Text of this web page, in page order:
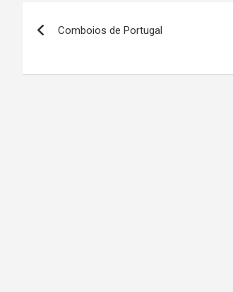
de
entradas
Comboios de Portugal